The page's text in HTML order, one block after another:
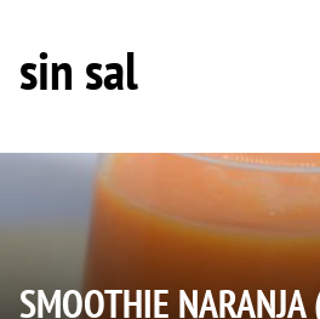
sin sal
SMOOTHIE NARANJA